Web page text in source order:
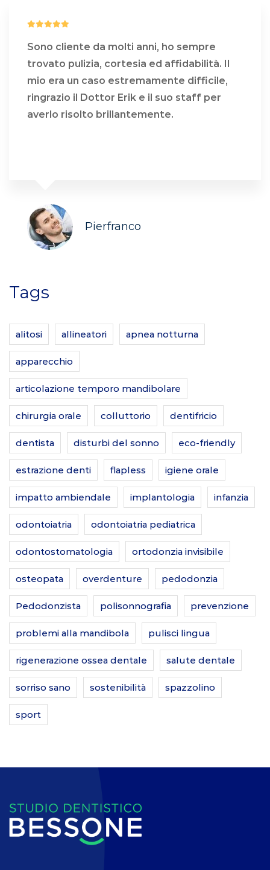
Sono cliente da molti anni, ho sempre
trovato pulizia, cortesia ed affidabilità. Il
mio era un caso estremamente difficile,
ringrazio il Dottor Erik e il suo staff per
averlo risolto brillantemente.
Pierfranco
Tags
alitosi allineatori apnea notturna
apparecchio
articolazione temporo mandibolare
chirurgia orale colluttorio dentifricio
dentista disturbi del sonno eco-friendly
estrazione denti flapless igiene orale
impatto ambiendale implantologia infanzia
odontoiatria odontoiatria pediatrica
odontostomatologia ortodonzia invisibile
osteopata overdenture pedodonzia
Pedodonzista polisonnografia prevenzione
problemi alla mandibola pulisci lingua
rigenerazione ossea dentale salute dentale
sorriso sano sostenibilità spazzolino
sport